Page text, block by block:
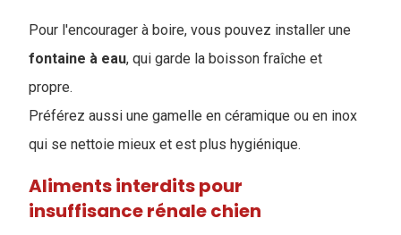
Pour l'encourager à boire, vous pouvez installer une
fontaine à eau, qui garde la boisson fraîche et
propre.
Préférez aussi une gamelle en céramique ou en inox
qui se nettoie mieux et est plus hygiénique.
Aliments interdits pour
insuffisance rénale chien